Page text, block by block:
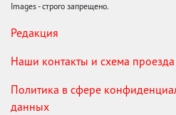
Images - строго запрещено.
Редакция
Наши контакты и схема проезда
Политика в сфере
данных